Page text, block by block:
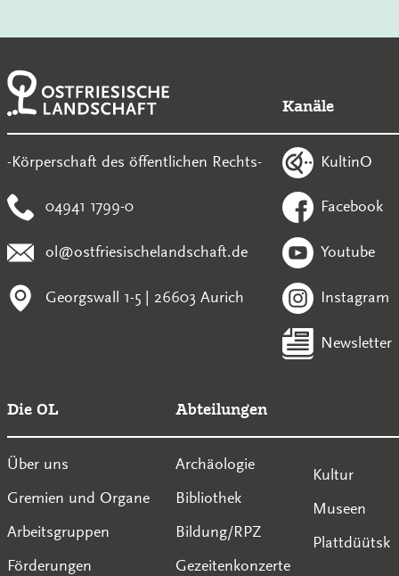
-Körperschaft des öffentlichen Rechts-
04941 1799-0
ol@ostfriesischelandschaft.de
Georgswall 1-5 | 26603 Aurich
Kanäle
KultinO
Facebook
Youtube
Instagram
Newsletter
Die OL
Über uns
Gremien und Organe
Arbeitsgruppen
Förderungen
Abteilungen
Archäologie
Bibliothek
Bildung/RPZ
Gezeitenkonzerte
Kultur
Museen
Plattdüütsk